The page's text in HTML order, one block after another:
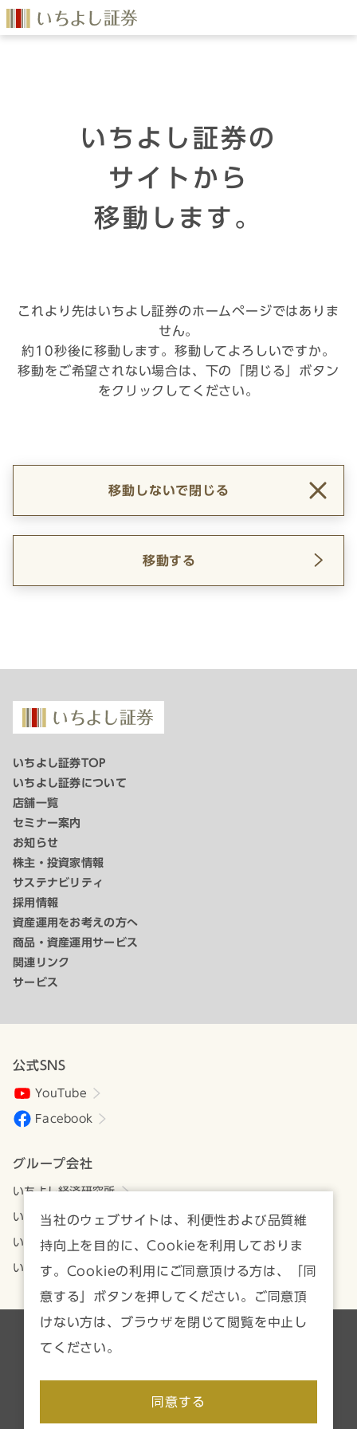
いちよし証券の
サイトから
移動します。
これより先はいちよし証券のホームページではありま
せん。
約10秒後に移動します。移動してよろしいですか。
移動をご希望されない場合は、下の「閉じる」ボタン
をクリックしてください。
移動しないで閉じる
移動する
いちよし証券TOP
いちよし証券について
店舗一覧
セミナー案内
お知らせ
株主・投資家情報
サステナビリティ
採用情報
資産運用をお考えの方へ
商品・資産運用サービス
関連リンク
サービス
公式SNS
YouTube
Facebook
グループ会社
いちよし経済研究所
いちよしアセットマネジメント
いちよしビジネスサービス
いちよしIFA
当社のウェブサイトは、利便性および品質維
持向上を目的に、Cookieを利用しておりま
す。Cookieの利用にご同意頂ける方は、「同
意する」ボタンを押してください。ご同意頂
けない方は、ブラウザを閉じて閲覧を中止し
てください。
同意する